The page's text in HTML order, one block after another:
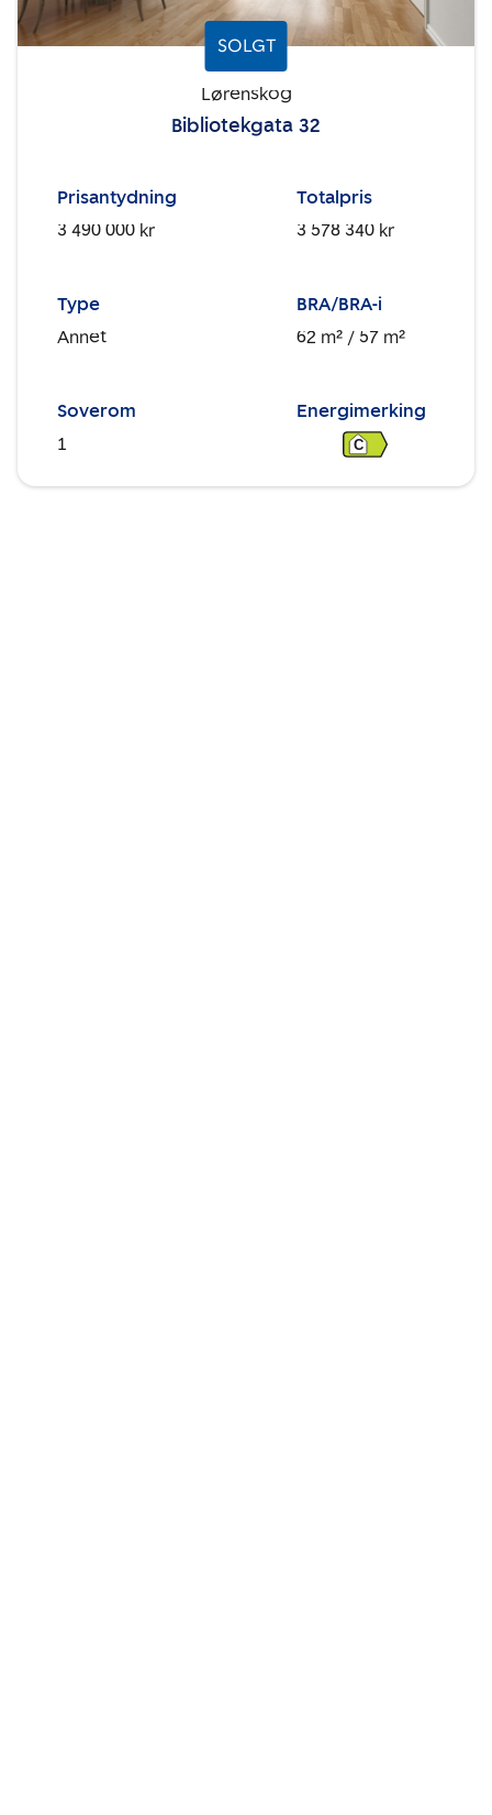
SOLGT
Lørenskog
Bibliotekgata 32
Prisantydning
3 490 000 kr
Totalpris
3 578 340 kr
Type
Annet
BRA/BRA-i
62 m² / 57 m²
Soverom
1
Energimerking
C